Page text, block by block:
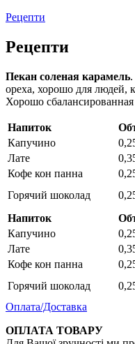
Рецепти
Рецепти
Пекан соленая карамель
ореха, хорошо для людей,
Хорошо
Напиток
Капучино
Лате
Кофе кон панна
Горячий шоколад
Напиток
Капучино
Лате
Кофе кон панна
Горячий шоколад
Оплата/Доставка
ОПЛАТА ТОВАРУ